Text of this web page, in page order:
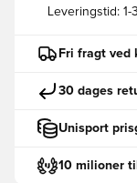
Leveringstid: 1-
Fri fragt ved
30 dages
Unisport
10 milioner